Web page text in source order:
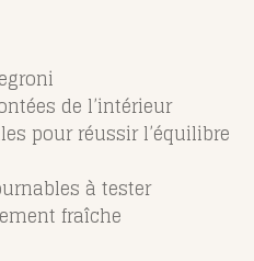
de l’intérieur
pour réussir l’équilibre
à tester
fraîche